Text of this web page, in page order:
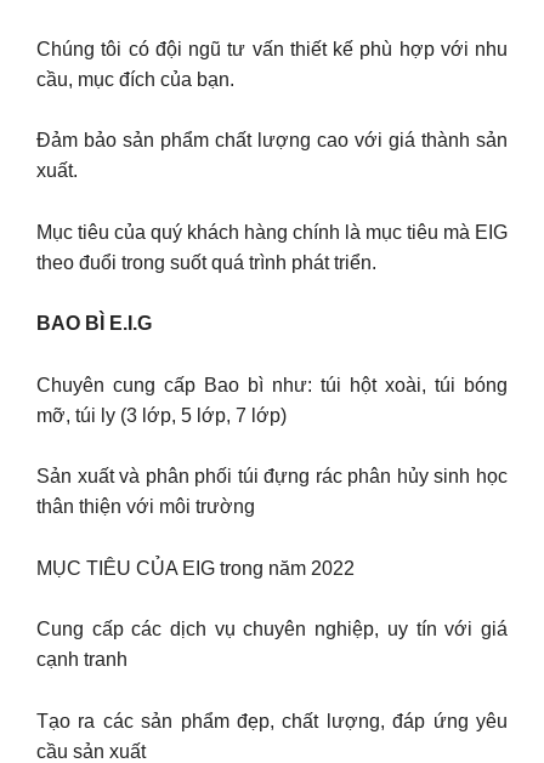
Chúng tôi có đội ngũ tư vấn thiết kế phù hợp với nhu
cầu, mục đích của bạn.
Đảm bảo sản phẩm chất lượng cao với giá thành sản
xuất.
Mục tiêu của quý khách hàng chính là mục tiêu mà EIG
theo đuổi trong suốt quá trình phát triển.
BAO BÌ E.I.G
Chuyên cung cấp Bao bì như: túi hột xoài, túi bóng
mỡ, túi ly (3 lớp, 5 lớp, 7 lớp)
Sản xuất và phân phối túi đựng rác phân hủy sinh học
thân thiện với môi trường
MỤC TIÊU CỦA EIG trong năm 2022
Cung cấp các dịch vụ chuyên nghiệp, uy tín với giá
cạnh tranh
Tạo ra các sản phẩm đẹp, chất lượng, đáp ứng yêu
cầu sản xuất